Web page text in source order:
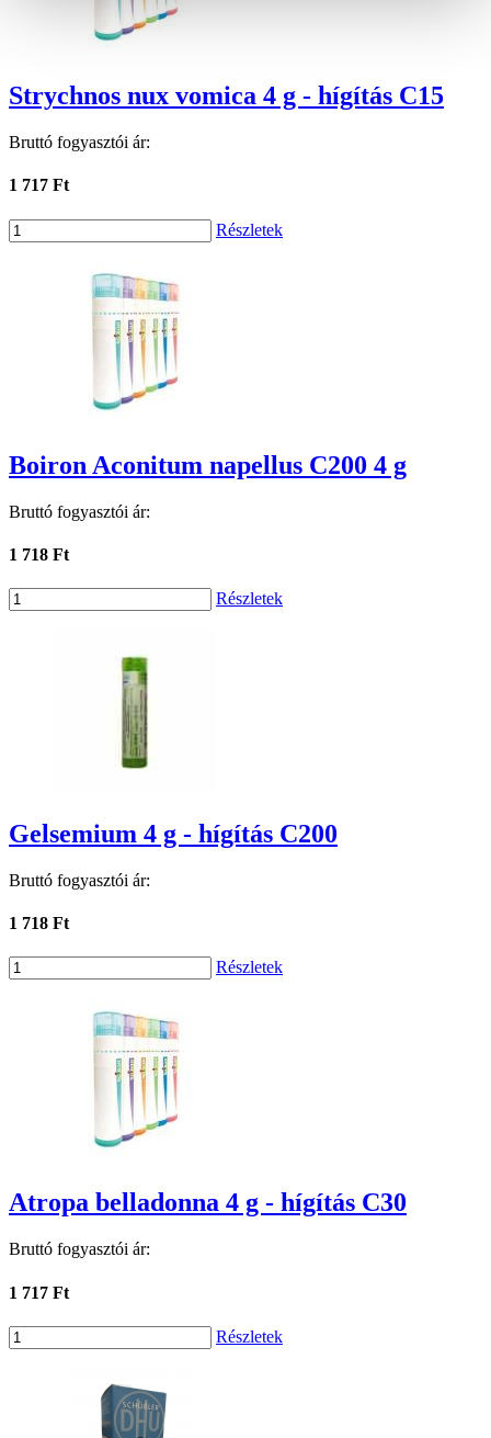
Strychnos nux vomica 4 g - hígítás C15
Bruttó fogyasztói ár:
1 717 Ft
Részletek
Boiron Aconitum napellus C200 4 g
Bruttó fogyasztói ár:
1 718 Ft
Részletek
Gelsemium 4 g - hígítás C200
Bruttó fogyasztói ár:
1 718 Ft
Részletek
Atropa belladonna 4 g - hígítás C30
Bruttó fogyasztói ár:
1 717 Ft
Részletek